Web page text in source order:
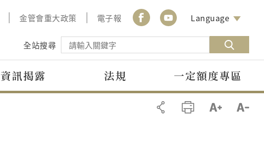
金管會重大政策 電子報 Language
全站搜尋
資訊揭露 法規 一定額度專區